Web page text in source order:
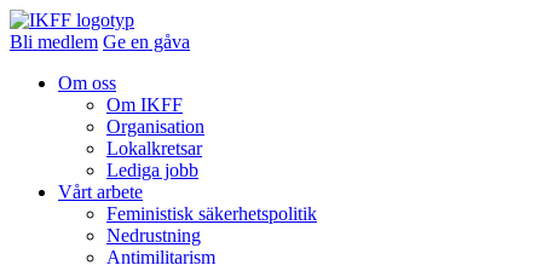
Bli medlem Ge en gåva
Om oss
Om IKFF
Organisation
Lokalkretsar
Lediga jobb
Vårt arbete
Feministisk säkerhetspolitik
Nedrustning
Antimilitarism